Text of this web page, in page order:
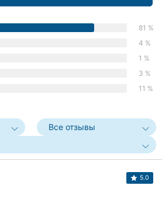
81 %
4 %
1 %
3 %
11 %
Все отзывы
5.0